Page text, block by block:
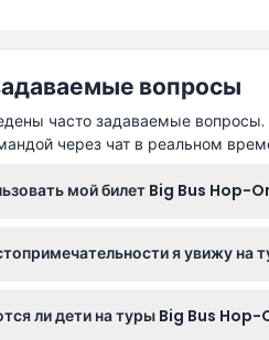
вопросы
часто задаваемые вопросы.
через чат в реальном
мой билет Big Bus Hop-
и выходите, а также
я увижу
двухэтажного автобуса.
ли дети на туры Big Bus Hop-